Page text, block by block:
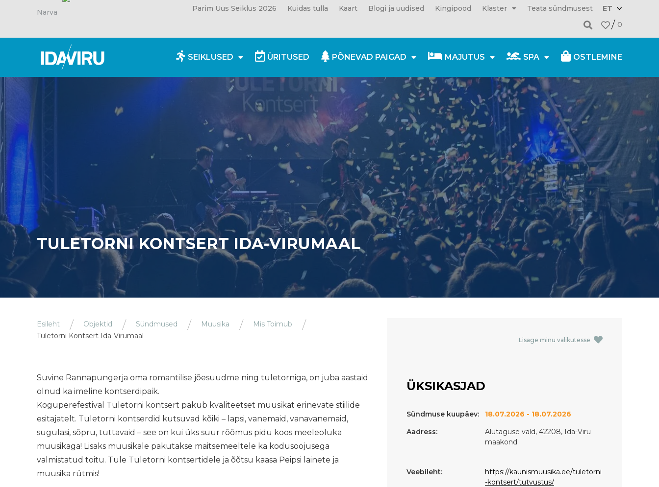
Narva Parim Uus Seiklus 2026 Kuidas tulla Kaart Blogi ja uudised Kingipood Klaster Teata sündmusest
ET
0
SEIKLUSED ÜRITUSED PÕNEVAD PAIGAD MAJUTUS SPA OSTLEMINE
TULETORNI KONTSERT IDA-VIRUMAAL
Esileht Objektid Sündmused Muusika
Mis Toimub
Tuletorni Kontsert Ida-Virumaal
Suvine Rannapungerja oma romantilise jõesuudme ning tuletorniga, on juba aastaid
olnud ka imeline kontserdipaik.
Koguperefestival Tuletorni kontsert pakub kvaliteetset muusikat erinevate stiilide
esitajatelt. Tuletorni kontserdid kutsuvad kõiki – lapsi, vanemaid, vanavanemaid,
sugulasi, sõpru, tuttavaid – see on kui üks suur rõõmus pidu koos meeleoluka
muusikaga! Lisaks muusikale pakutakse maitsemeeltele ka kodusoojusega
valmistatud toitu. Tule Tuletorni kontsertidele ja õõtsu kaasa Peipsi lainete ja
muusika rütmis!
Lisage minu valikutesse
ÜKSIKASJAD
Sündmuse kuupäev:
18.07.2026 - 18.07.2026
Aadress:
Alutaguse vald, 42208, Ida-Viru
maakond
Veebileht:
https://kaunismuusika.ee/tuletorni
-kontsert/tutvustus/